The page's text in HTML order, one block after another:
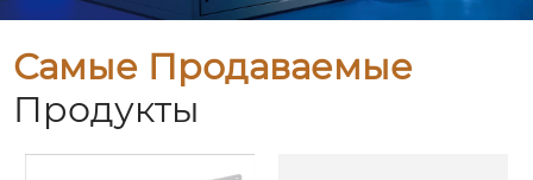
Самые Продаваемые
Продукты